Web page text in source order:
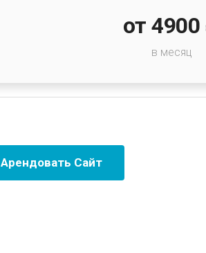
от
в месяц
Арендовать Сайт